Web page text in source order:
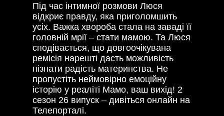
Під час інтимної розмови Люся
відкриє правду, яка приголомшить
усіх. Важка хвороба стала на заваді її
головній мрії – стати мамою. Та Люся
сподівається, що довгоочікувана
ремісія нарешті дасть можливість
пізнати радість материнства. Не
пропустіть неймовірно емоційну
історію у реаліті Мамо, ваш вихід! 2
сезон 26 випуск – дивіться онлайн на
Телепорталі.